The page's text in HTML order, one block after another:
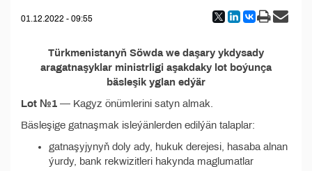
01.12.2022 - 09:55
Türkmenistanyň Söwda we daşary ykdysady
aragatnaşyklar ministrligi aşakdaky lot boýunça
bäsleşik yglan edýär
Lot №1 — Kagyz önümlerini satyn almak.
Bäsleşige gatnaşmak isleýänlerden edilýän talaplar:
gatnaşyjynyň doly ady, hukuk derejesi, hasaba alnan
ýurdy, bank rekwizitleri hakynda maglumatlar